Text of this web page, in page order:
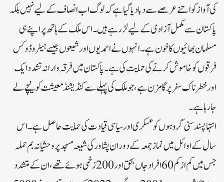
کی آواز کو اتنے عرصے سے دبا دیا گیا ہے کہ لوگ اب انصاف کے لیے نہیں بلکہ
پاکستان سے مکمل آزادی کے لیے لڑ رہے ہیں۔ اس ملک کے ہاتھ پر اپنے ہی
مسلمان بھائیوں کا خون ہے۔ انہوں نے احمدیوں اور شیعوں جیسے ہیٹروڈوکس
فرقوں کو خاموش کرنے کی حمایت کی ہے۔ پاکستان میں فرقہ وارانہ تشدد ایک
اور خطرناک سفر پر گامزن ہے، جو ملک کی پہلے سے کنڈیشنڈ معیشت کو نیچے لے
جا رہا ہے۔
انتہا پسند سنی گروہوں کو عسکری اور سیاسی قیادت کی حمایت حاصل ہے۔ اس
سال کے اوائل میں نماز جمعہ کے دوران پشاور کی شیعہ مسجد پر وحشیانہ بم حملہ
جس میں کم از کم 60 افراد جاں بحق اور 200 زخمی ہوئے تھے، ان کے متشدد